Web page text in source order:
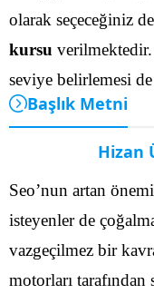
olarak seçeceğiniz
kursu
seviye belirlemesi de
Başlık Metni
Hizan
Seo’nun artan
isteyenler de
vazgeçilmez bir
motorları